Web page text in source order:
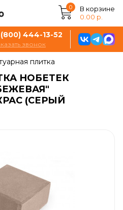
0
В корзине
0.00 р.
444-13-52
звонок
плитка
НОБЕТЕК
(СЕРЫЙ